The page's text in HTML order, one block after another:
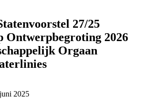
27/25
Ontwerpbegroting 2026
Orgaan
2025